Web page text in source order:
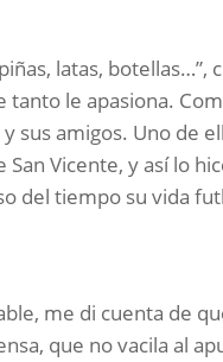
latas, botellas…”,
le apasiona.
sus amigos. Uno de
Vicente, y así lo
del tiempo su vida
me di cuenta de
que no vacila al